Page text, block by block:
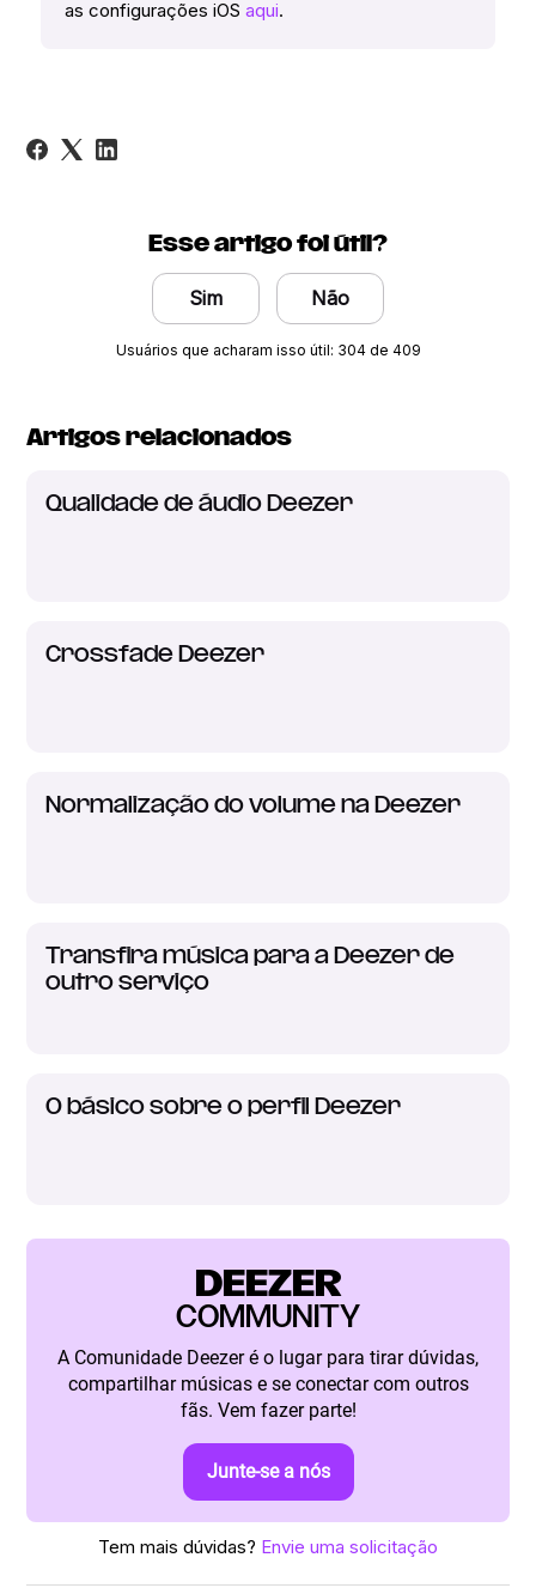
as configurações iOSaqui.
Esse artigo foi útil?
Sim Não
Usuários que acharam isso útil: 304 de 409
Artigos relacionados
Qualidade de áudio Deezer
Crossfade Deezer
Normalização do volume na Deezer
Transfira música para a Deezer de
outro serviço
O básico sobre o perfil Deezer
DEEZER
COMMUNITY
A Comunidade Deezer é o lugar para tirar dúvidas,
compartilhar músicas e se conectar com outros
fãs. Vem fazer parte!
Junte-se a nós
Tem mais dúvidas? Envie uma solicitação